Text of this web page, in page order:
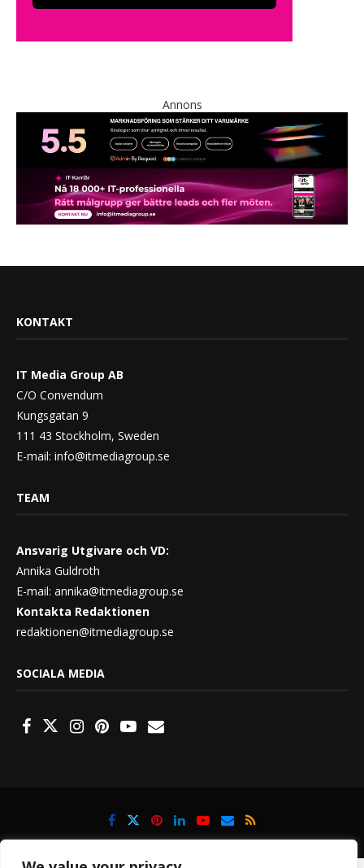
Annons
KONTAKT
IT Media Group AB
C/O Convendum
Kungsgatan 9
111 43 Stockholm, Sweden
E-mail: info@itmediagroup.se
TEAM
Ansvarig Utgivare och VD:
Annika Guldroth
E-mail: annika@itmediagroup.se
Kontakta Redaktionen
redaktionen@itmediagroup.se
SOCIALA MEDIA